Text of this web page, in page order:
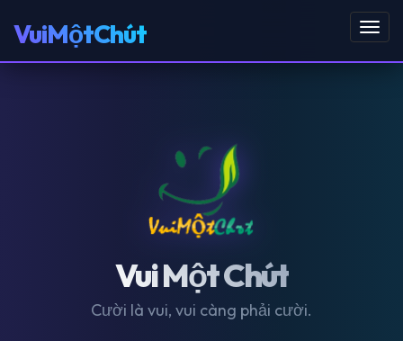
VuiMộtChút
Vui Một Chút
Cười là vui, vui càng phải cười.